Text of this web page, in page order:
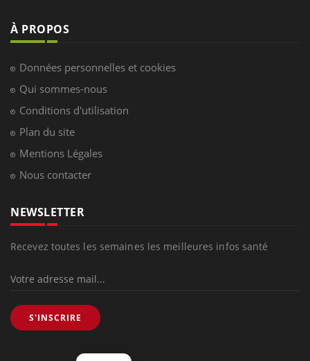
À PROPOS
Données personnelles et cookies
Qui sommes-nous
Conditions d'utilisation
Plan du site
Mentions Légales
Nous contacter
NEWSLETTER
Recevez toutes les semaines les meilleures infos santé
S'INSCRIRE